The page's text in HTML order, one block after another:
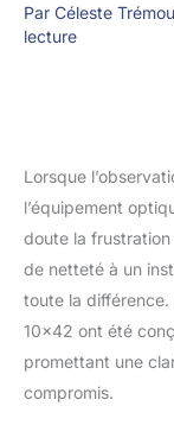
Par Céleste
lecture
Lorsque
l’équipement
doute la frustration
de netteté à un
toute la différence.
10×42 ont été
promettant une
compromis.